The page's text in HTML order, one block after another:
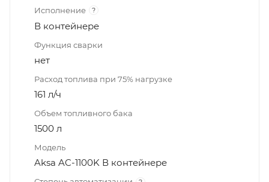
Исполнение ?
В контейнере
Функция сварки
нет
Расход топлива при 75% нагрузке
161 л/ч
Объем топливного бака
1500 л
Модель
Aksa AC-1100K В контейнере